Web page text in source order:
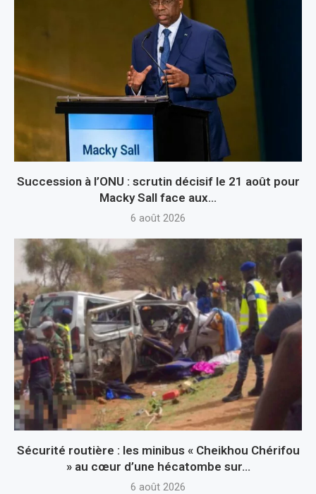
Succession à l’ONU : scrutin décisif le 21 août pour
Macky Sall face aux...
6 août 2026
Sécurité routière : les minibus « Cheikhou Chérifou
» au cœur d’une hécatombe sur...
6 août 2026